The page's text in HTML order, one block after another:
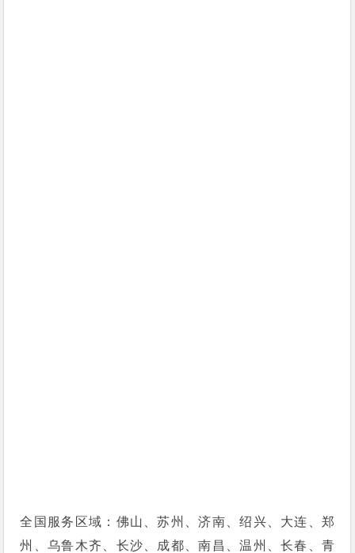
全国服务区域：佛山、苏州、济南、绍兴、大连、郑
州、乌鲁木齐、长沙、成都、南昌、温州、长春、青